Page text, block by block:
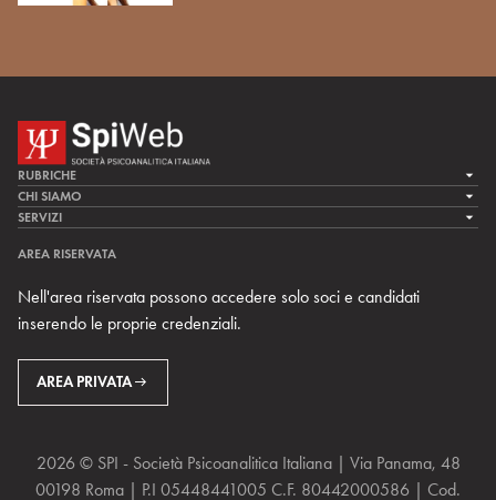
RUBRICHE
LA CURA
LA RICERCA
MULTIMEDIA
CHI SIAMO
LA SPI
TEAM DI SPIWEB
CONTATTI
RIVISTE
SERVIZI
ARCHIVIO STORICO
AREA RISERVATA
Nell'area riservata possono accedere solo soci e candidati
inserendo le proprie credenziali.
AREA PRIVATA
2026 © SPI - Società Psicoanalitica Italiana | Via Panama, 48
00198 Roma | P.I 05448441005 C.F. 80442000586 | Cod.